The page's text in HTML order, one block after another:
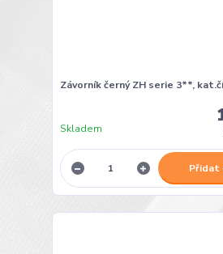
Závorník černý ZH serie 3**,
Skladem
Přidat